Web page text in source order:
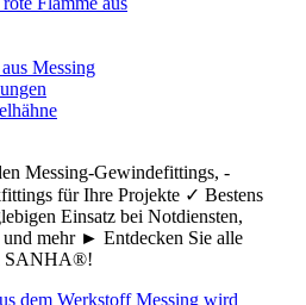
Messing
Messing-Gewindefittings, -
für Ihre Projekte ✓ Bestens
Einsatz bei Notdiensten,
und mehr ► Entdecken Sie alle
SANHA®!